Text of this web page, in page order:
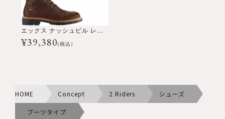
エックス ナッシュビル レディ
¥39,380(税込)
HOME Concept 2 Riders シューズ
ブーツタイプ